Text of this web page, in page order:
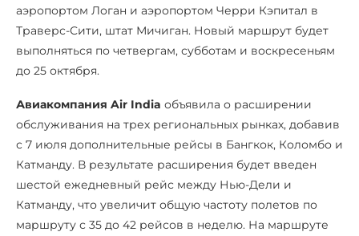
аэропортом Логан и аэропортом Черри Кэпитал в
Траверс-Сити, штат Мичиган. Новый маршрут будет
выполняться по четвергам, субботам и воскресеньям
до 25 октября.
Авиакомпания Air India объявила о расширении
обслуживания на трех региональных рынках, добавив
с 7 июля дополнительные рейсы в Бангкок, Коломбо и
Катманду. В результате расширения будет введен
шестой ежедневный рейс между Нью-Дели и
Катманду, что увеличит общую частоту полетов по
маршруту с 35 до 42 рейсов в неделю. На маршруте